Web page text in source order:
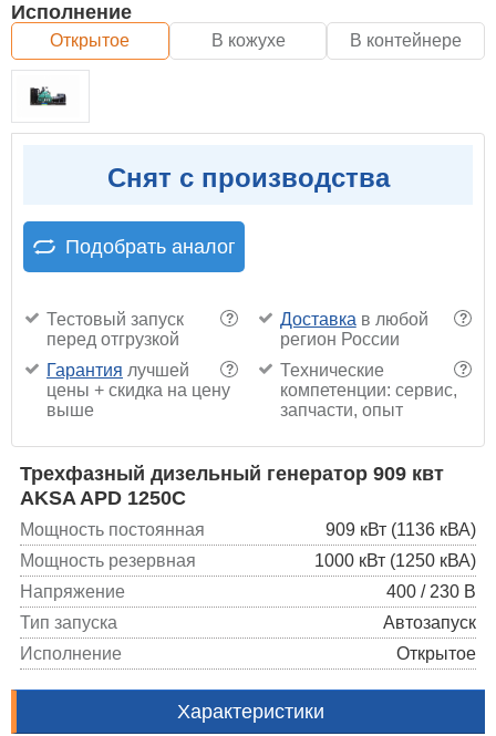
Исполнение
Открытое В кожухе В контейнере
Снят с производства
Подобрать аналог
?
Тестовый запуск
перед отгрузкой
?
Доставка в любой
регион России
?
Гарантия лучшей
цены + скидка на цену
выше
?
Технические
компетенции: сервис,
запчасти, опыт
Трехфазный дизельный генератор 909 квт
AKSA APD 1250C
Мощность постоянная
909 кВт (1136 кВА)
Мощность резервная
1000 кВт (1250 кВА)
Напряжение
400 / 230 В
Тип запуска
Автозапуск
Исполнение
Открытое
Характеристики